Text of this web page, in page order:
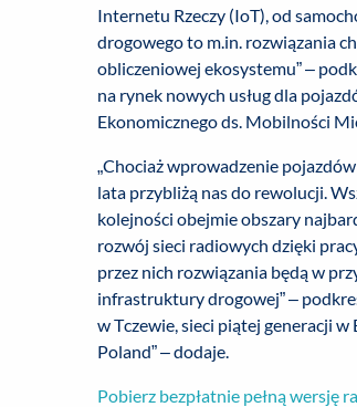
Internetu Rzeczy (IoT), od
drogowego to m.in. rozwiązania
obliczeniowej ekosystemu” –
na rynek nowych usług dla
Ekonomicznego ds. Mobilności
„Chociaż wprowadzenie
lata przybliżą nas do rewolucji.
kolejności obejmie obszary
rozwój sieci radiowych dzięki
przez nich rozwiązania będą w
infrastruktury drogowej” –
w Tczewie, sieci piątej generacji
Poland” – dodaje.
Pobierz bezpłatnie pełną wersję